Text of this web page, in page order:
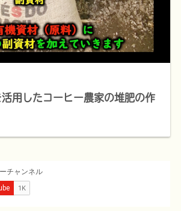
用したコーヒー農家の堆肥の作